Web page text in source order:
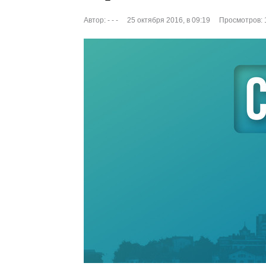
Автор: - - - 25 октября 2016, в 09:19 Просмотров: